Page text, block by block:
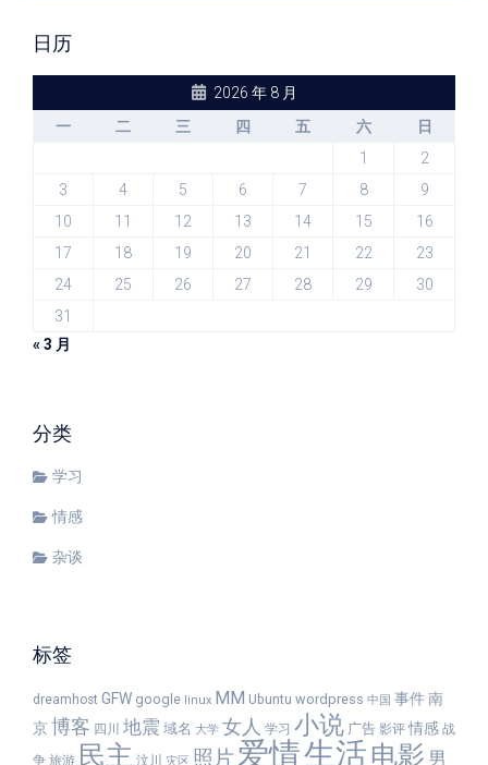
日历
2026 年 8 月
一
二 三 四 五 六
日
1
2
3
4 5 6 7 8
9
10
11 12 13 14 15
16
17
18 19 20 21 22
23
24
25 26 27 28 29
30
31
« 3 月
分类
学习
情感
杂谈
标签
dreamhost GFW google linux MM Ubuntu wordpress 中国 事件南
京博客 四川 地震 域名 大学 女人 学习 小说 广告 影评 情感 战
争 旅游 民主 汶川 灾区 照片 爱情生活 电影 男